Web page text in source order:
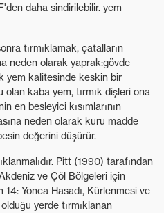
daha sindirilebilir. yem
tırmıklamak, çatalların
neden olarak yaprak:gövde
yem kalitesinde keskin bir
kaba yem, tırmık dişleri ona
en besleyici kısımlarının
neden olarak kuru madde
değerini düşürür.
Pitt (1990) tarafından
ve Çöl Bölgeleri için
Yonca Hasadı, Kürlenmesi ve
yerde tırmıklanan